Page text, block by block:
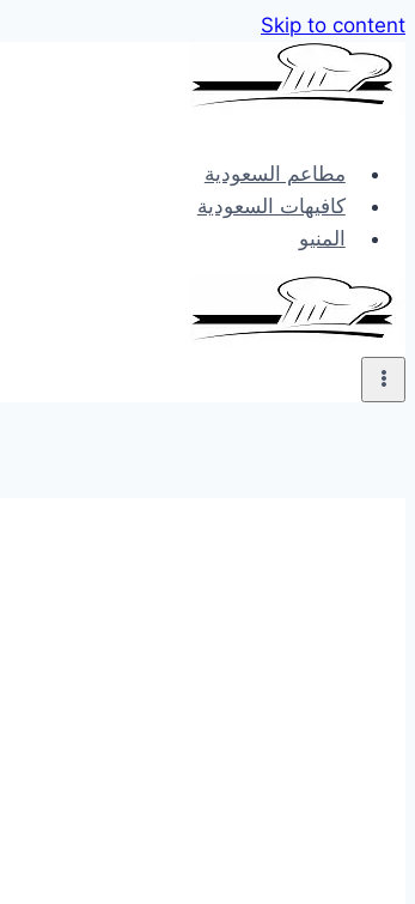
Skip to content
مطاعم السعودية
كافيهات السعودية
المنيو